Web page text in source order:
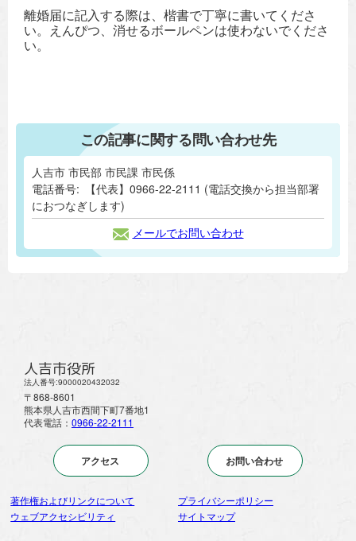
離婚届に記入する際は、楷書で丁寧に書いてくださ
い。えんぴつ、消せるボールペンは使わないでくださ
い。
この記事に関する問い合わせ先
人吉市 市民部 市民課 市民係
電話番号:
【代表】0966-22-2111 (電話交換から担当部署
におつなぎします)
メールでお問い合わせ
人吉市役所
法人番号:9000020432032
〒868-8601
熊本県人吉市西間下町7番地1
代表電話： 0966-22-2111
アクセス お問い合わせ
著作権およびリンクについて
プライバシーポリシー
ウェブアクセシビリティ
サイトマップ